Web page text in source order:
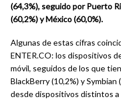
(64,3%), seguido por Puerto
(60,2%) y México (60,0%).
Algunas de estas cifras
ENTER.CO: los dispositivos
móvil, seguidos de los que
BlackBerry (10,2%) y Symbian
desde dispositivos distintos